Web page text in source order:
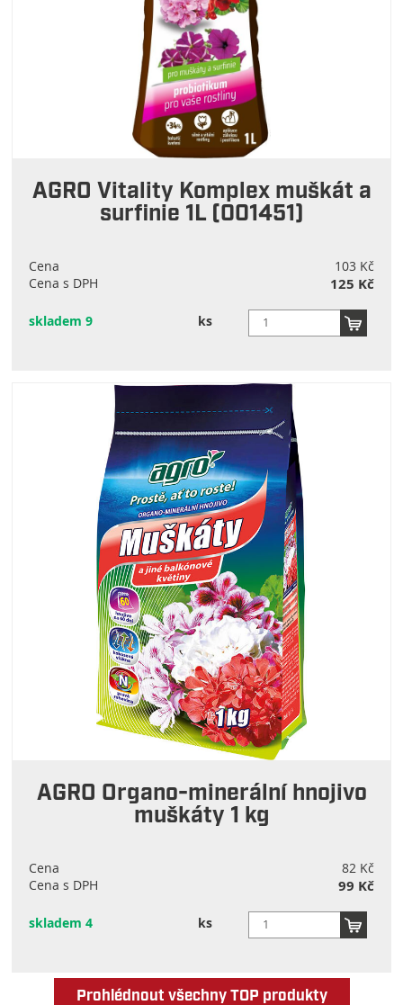
AGRO Vitality Komplex muškát a
surfinie 1L (001451)
Cena
103 Kč
Cena s DPH
125 Kč
skladem 9 ks
AGRO Organo-minerální hnojivo
muškáty 1 kg
Cena
82 Kč
Cena s DPH
99 Kč
skladem 4 ks
Prohlédnout všechny TOP produkty